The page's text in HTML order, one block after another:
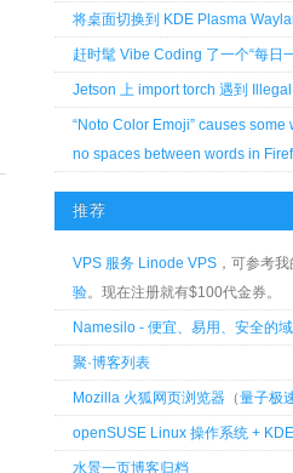
将桌面切换到 KDE Plasma
赶时髦 Vibe Coding 了一个“每日
Jetson 上 import torch 遇到
“Noto Color Emoji” causes
no spaces between words in
推荐
VPS 服务 Linode VPS ，可参考我
验。现在注册就有$100代金券。
Namesilo - 便宜、易用、安全的
聚·博客列表
Mozilla 火狐网页浏览器 （量子极
openSUSE Linux 操作系统 +
水景一页博客归档